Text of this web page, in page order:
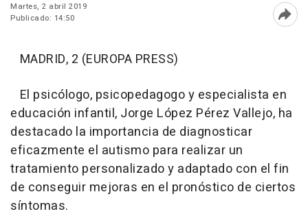
Martes, 2 abril 2019
Publicado: 14:50
MADRID, 2 (EUROPA PRESS)
El psicólogo, psicopedagogo y especialista en
educación infantil, Jorge López Pérez Vallejo, ha
destacado la importancia de diagnosticar
eficazmente el autismo para realizar un
tratamiento personalizado y adaptado con el fin
de conseguir mejoras en el pronóstico de ciertos
síntomas.